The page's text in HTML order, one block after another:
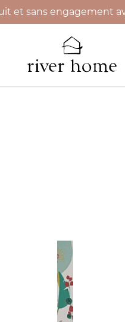
et sans engagement